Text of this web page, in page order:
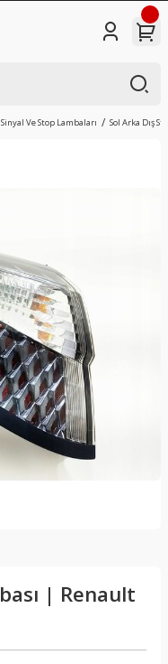
Sinyal Ve Stop Lambaları Sol Arka Dış
| Renault